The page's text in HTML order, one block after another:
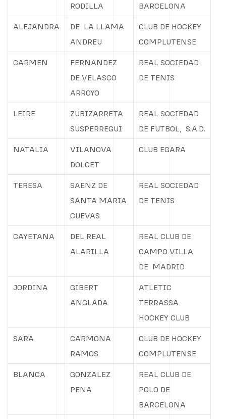
RODILLA
BARCELONA
ALEJANDRA DE LA LLAMA
ANDREU
CLUB DE HOCKEY
COMPLUTENSE
CARMEN
FERNANDEZ
DE VELASCO
ARROYO
REAL SOCIEDAD
DE TENIS
LEIRE
ZUBIZARRETA
SUSPERREGUI
REAL SOCIEDAD
DE FUTBOL, S.A.D.
NATALIA
VILANOVA
DOLCET
CLUB EGARA
TERESA
SAENZ DE
SANTA MARIA
CUEVAS
REAL SOCIEDAD
DE TENIS
CAYETANA
DEL REAL
ALARILLA
REAL CLUB DE
CAMPO VILLA
DE MADRID
JORDINA
GIBERT
ANGLADA
ATLETIC
TERRASSA
HOCKEY CLUB
SARA
CARMONA
RAMOS
CLUB DE HOCKEY
COMPLUTENSE
BLANCA
GONZALEZ
PENA
REAL CLUB DE
POLO DE
BARCELONA